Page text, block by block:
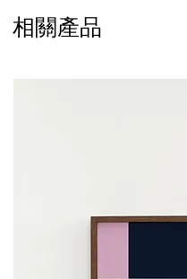
相關產品